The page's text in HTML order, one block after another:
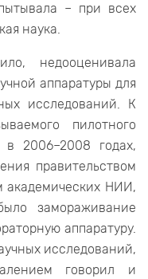
– при всех
наука.
недооценивала
аппаратуры для
исследований. К
пилотного
2006–2008 годах,
правительством
академических НИИ,
замораживание
аппаратуру.
исследований,
говорил и